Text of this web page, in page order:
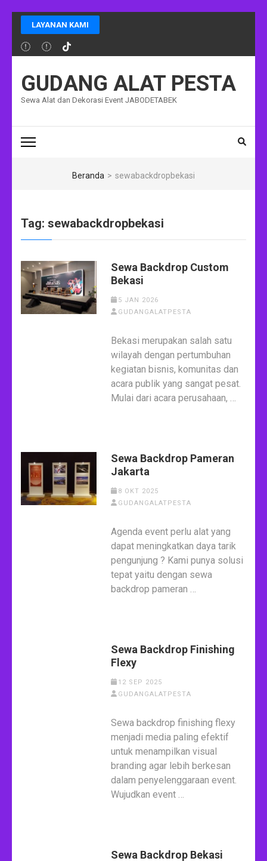
Lompat
ke
konten
Enter)
LAYANAN KAMI
GUDANG ALAT PESTA
Sewa Alat dan Dekorasi Event JABODETABEK
Beranda > sewabackdropbekasi
Tag: sewabackdropbekasi
Sewa Backdrop Custom
Bekasi
5 JAN 2026
GUDANGALATPESTA
Bekasi merupakan salah satu
wilayah dengan pertumbuhan
kegiatan bisnis, komunitas dan
acara publik yang sangat pesat.
Mulai dari acara perusahaan, …
Sewa Backdrop Pameran
Jakarta
8 OKT 2025
GUDANGALATPESTA
Agenda event perlu alat yang
dapat meningkatkan daya tarik
pengunjung ? Kami punya solusi
tepat yaitu dengan sewa
backdrop pameran …
Sewa Backdrop Finishing
Flexy
12 SEP 2025
GUDANGALATPESTA
Sewa backdrop finishing flexy
menjadi media paling efektif
untuk menampilkan visual
branding agar lebih berkesan
dalam penyelenggaraan event.
Wujudkan event …
Sewa Backdrop Bekasi